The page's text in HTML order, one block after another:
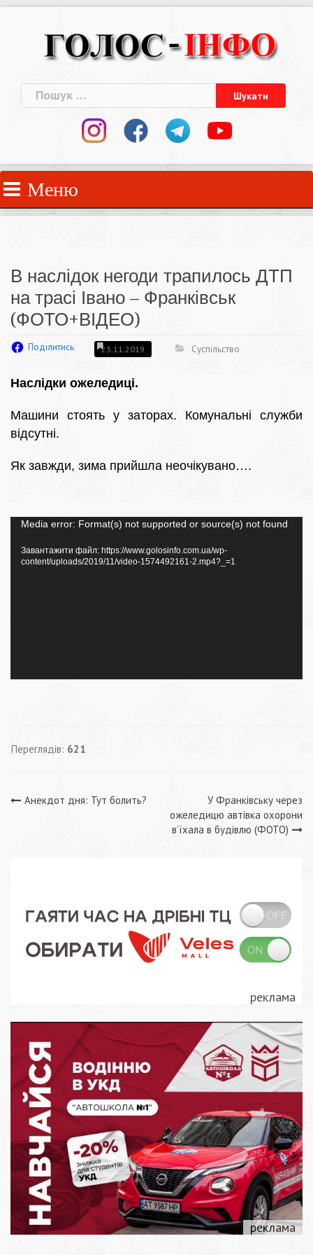
Пошук:
Меню
В наслідок негоди трапилось ДТП
на трасі Івано – Франківськ
(ФОТО+ВІДЕО)
Поділитись 23.11.2019 Суспільство
Наслідки ожеледиці.
Машини стоять у заторах. Комунальні служби
відсутні.
Як завжди, зима прийшла неочікувано….
Відеопрогравач
Media error: Format(s) not supported or source(s) not found
Завантажити файл: https://www.golosinfo.com.ua/wp-
content/uploads/2019/11/video-1574492161-2.mp4?_=1
Переглядів: 621
Навігація
Анекдот дня: Тут болить?
У Франківську через
ожеледицю автівка охорони
в’їхала в будівлю (ФОТО)